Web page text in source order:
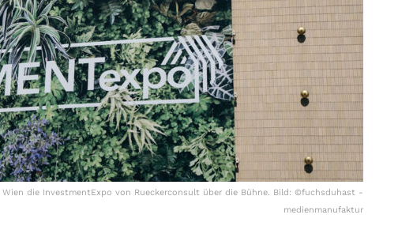
die InvestmentExpo von Rueckerconsult über die Bühne. Bild: ©fuchsduhast -
medienmanufaktur